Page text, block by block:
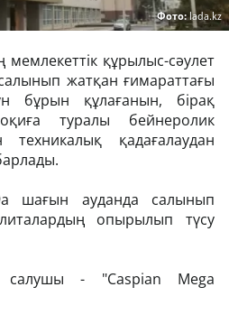
Фото:lada.kz
құрылыс-сәулет
жатқан ғимараттағы
бұрын құлағанын, бірақ
туралы бейнеролик
техникалық қадағалаудан
шағын ауданда салынып
опырылып түсу
салушы - "Caspian Mega